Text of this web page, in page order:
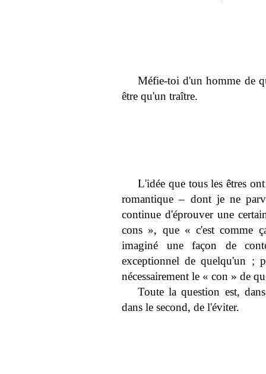
Méfie-toi d'un homme de
être qu'un traître.
L'idée que tous les êtres
romantique – dont je ne
continue d'éprouver une
cons », que « c'est comme
imaginé une façon de
exceptionnel de quelqu'un ;
nécessairement le « con » de
Toute la question est,
dans le second, de l'éviter.